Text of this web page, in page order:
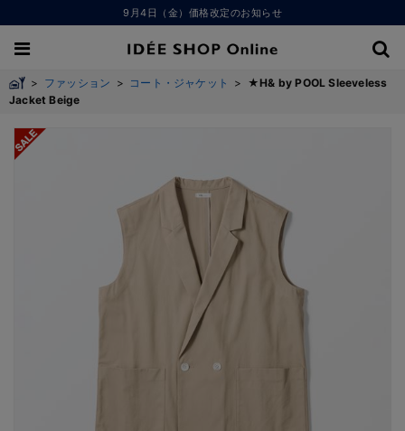
9月4日（金）価格改定のお知らせ
> ファッション > コート・ジャケット > ★H& by POOL Sleeveless
Jacket Beige